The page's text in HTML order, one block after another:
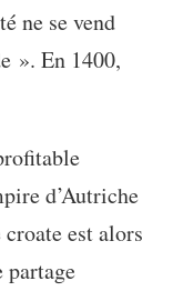
ne se vend
». En 1400,
d’Autriche
est alors
partage